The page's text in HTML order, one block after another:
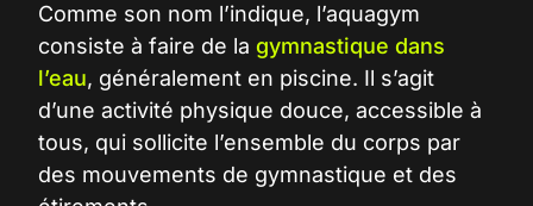
Comme son nom l’indique, l’aquagym
consiste à faire de la gymnastique dans
l’eau, généralement en piscine. Il s’agit
d’une activité physique douce, accessible à
tous, qui sollicite l’ensemble du corps par
des mouvements de gymnastique et des